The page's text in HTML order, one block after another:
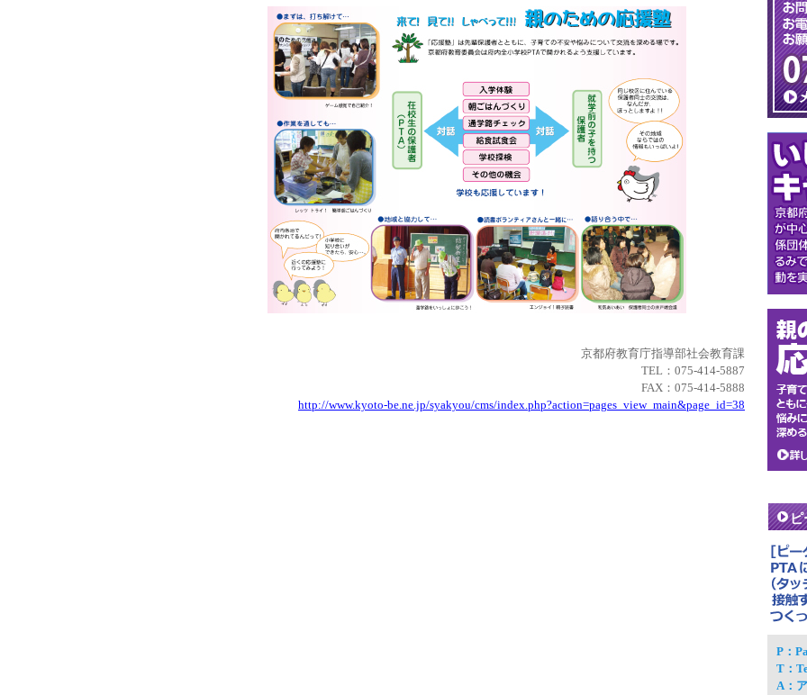
京都府教育庁指導部社会教育課
TEL：075-414-5887
FAX：075-414-5888
http://www.kyoto-be.ne.jp/syakyou/cms/index.php?action=pages_view_main&page_id=38
ピ
P：
T：
A：